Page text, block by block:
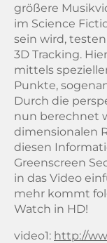
größere
im Science
sein wird,
3D Tracking.
mittels
Punkte,
Durch die
nun berechnet
dimensionalen
diesen
Greenscreen
in das Video
mehr kommt
Watch in HD!
video1: http://